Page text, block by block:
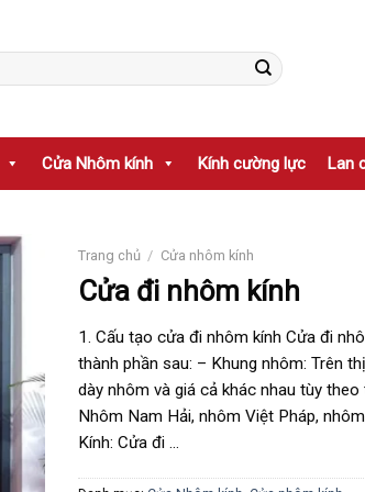
Cửa Nhôm kính Kính cường lực Lan
Trang chủ / Cửa nhôm kính
Cửa đi nhôm kính
1. Cấu tạo cửa đi nhôm kính Cửa đi
thành phần sau: – Khung nhôm: Trên
dày nhôm và giá cả khác nhau tùy
Nhôm Nam Hải, nhôm Việt Pháp,
Kính: Cửa đi …